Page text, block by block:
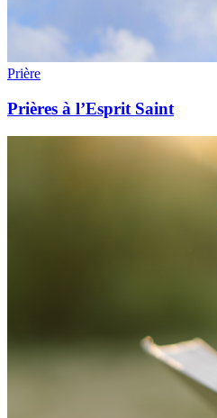
Prière
Prières à l’Esprit Saint